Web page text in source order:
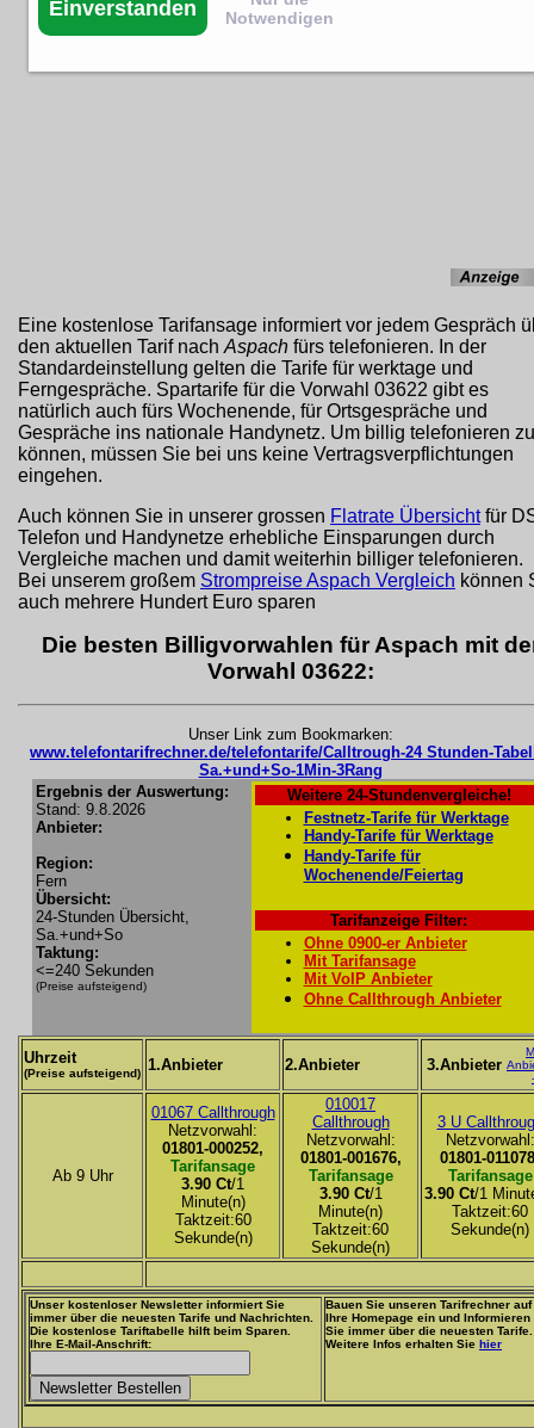
Eine kostenlose Tarifansage informiert vor jedem Gespräch
den aktuellen Tarif nach Aspach fürs telefonieren. In der
Standardeinstellung gelten die Tarife für werktage und
Ferngespräche. Spartarife für die Vorwahl 03622 gibt es
natürlich auch fürs Wochenende, für Ortsgespräche und
Gespräche ins nationale Handynetz. Um billig telefonieren zu
können, müssen Sie bei uns keine Vertragsverpflichtungen
eingehen.
Auch können Sie in unserer grossen Flatrate Übersichtfür
Telefon und Handynetze erhebliche Einsparungen durch
Vergleiche machen und damit weiterhin billiger telefonieren.
Bei unserem großem Strompreise Aspach Vergleich können
auch mehrere Hundert Euro sparen
Die besten Billigvorwahlen für Aspach mit
Vorwahl 03622:
Unser Link zum Bookmarken:
www.telefontarifrechner.de/telefontarife/Calltrough-24 Stunden-
Sa.+und+So-1Min-3Rang
Ergebnis der Auswertung:
Stand: 9.8.2026
Anbieter:
Region:
Fern
Übersicht:
24-Stunden Übersicht,
Sa.+und+So
Taktung:
<=240 Sekunden
(Preise aufsteigend)
Weitere 24-Stundenvergleiche!
Festnetz-Tarife für Werktage
Handy-Tarife für Werktage
Handy-Tarife für
Wochenende/Feiertag
Tarifanzeige Filter:
Ohne 0900-er Anbieter
Mit Tarifansage
Mit VoIP Anbieter
Ohne Callthrough Anbieter
Uhrzeit
(Preise aufsteigend) 1.Anbieter 2.Anbieter 3.Anbieter
Ab 9 Uhr
01067 Callthrough
Netzvorwahl:
01801-000252,
Tarifansage
3.90 Ct/1
Minute(n)
Taktzeit:60
Sekunde(n)
010017
Callthrough
Netzvorwahl:
01801-001676,
Tarifansage
3.90 Ct/1
Minute(n)
Taktzeit:60
Sekunde(n)
3 U
Netzvorwahl:
01801-
Tarifansage
3.90 Ct/1
Taktzeit:60
Sekunde(n)
Unser kostenloser Newsletter informiert Sie
immer über die neuesten Tarife und Nachrichten.
Die kostenlose Tariftabelle hilft beim Sparen.
Ihre E-Mail-Anschrift:
Bauen Sie unseren Tarifrechner auf
Ihre Homepage ein und Informieren
Sie immer über die neuesten Tarife.
Weitere Infos erhalten Sie hier
Einverstanden
Notwendigen